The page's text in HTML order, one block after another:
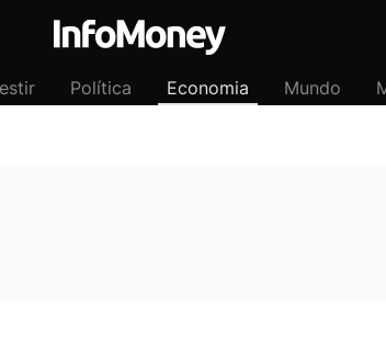
Política Economia Mundo